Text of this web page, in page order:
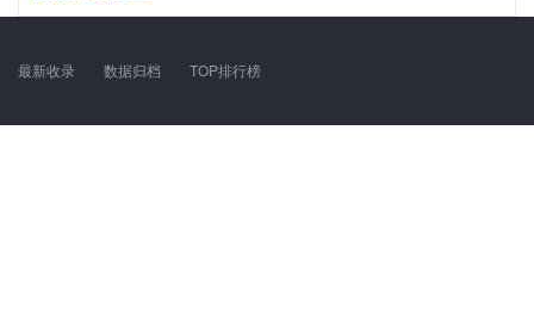
最新收录 数据归档 TOP排行榜